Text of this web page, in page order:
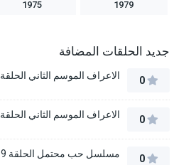
1979
1975
جديد الحلقات المضافة
0 الاعراف الموسم الثاني الحلقة 7
0 الاعراف الموسم الثاني الحلقة 6
0 مسلسل حب محتمل الحلقة 9